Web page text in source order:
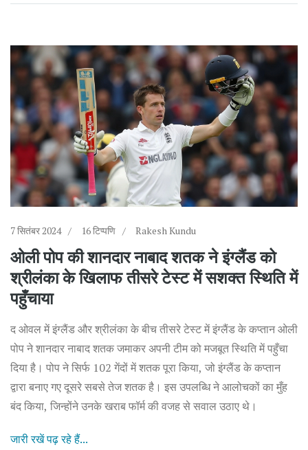
7 सितंबर 2024 16 टिप्पणि Rakesh Kundu
ओली पोप की शानदार नाबाद शतक ने इंग्लैंड को
श्रीलंका के खिलाफ तीसरे टेस्ट में सशक्त स्थिति में
पहुँचाया
द ओवल में इंग्लैंड और श्रीलंका के बीच तीसरे टेस्ट में इंग्लैंड के कप्तान ओली
पोप ने शानदार नाबाद शतक जमाकर अपनी टीम को मजबूत स्थिति में पहुँचा
दिया है। पोप ने सिर्फ 102 गेंदों में शतक पूरा किया, जो इंग्लैंड के कप्तान
द्वारा बनाए गए दूसरे सबसे तेज शतक है। इस उपलब्धि ने आलोचकों का मुँह
बंद किया, जिन्होंने उनके खराब फॉर्म की वजह से सवाल उठाए थे।
जारी रखें पढ़ रहे हैं...